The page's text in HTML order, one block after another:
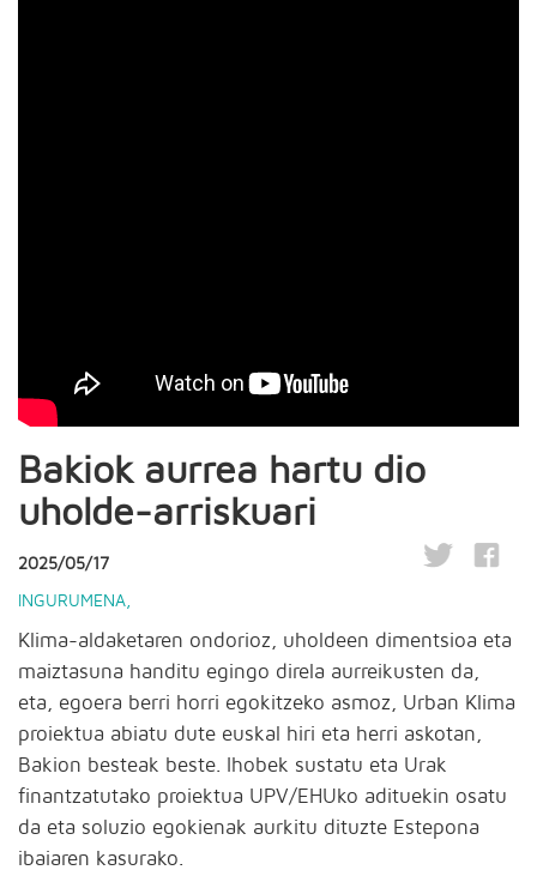
Bakiok aurrea hartu dio
uholde-arriskuari
2025/05/17
INGURUMENA
Klima-aldaketaren ondorioz, uholdeen dimentsioa eta
maiztasuna handitu egingo direla aurreikusten da,
eta, egoera berri horri egokitzeko asmoz, Urban Klima
proiektua abiatu dute euskal hiri eta herri askotan,
Bakion besteak beste. Ihobek sustatu eta Urak
finantzatutako proiektua UPV/EHUko adituekin osatu
da eta soluzio egokienak aurkitu dituzte Estepona
ibaiaren kasurako.